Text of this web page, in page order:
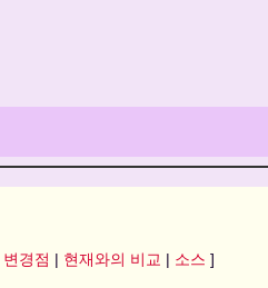
변경점 | 현재와의 비교 | 소스 ]